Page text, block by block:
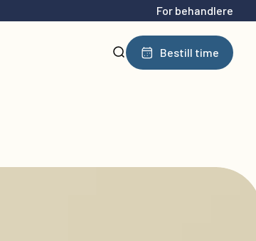
For behandlere
Bestill time